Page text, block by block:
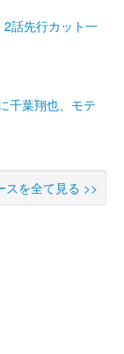
2話先行カット一
千葉翔也、モテ
スを全て見る >>